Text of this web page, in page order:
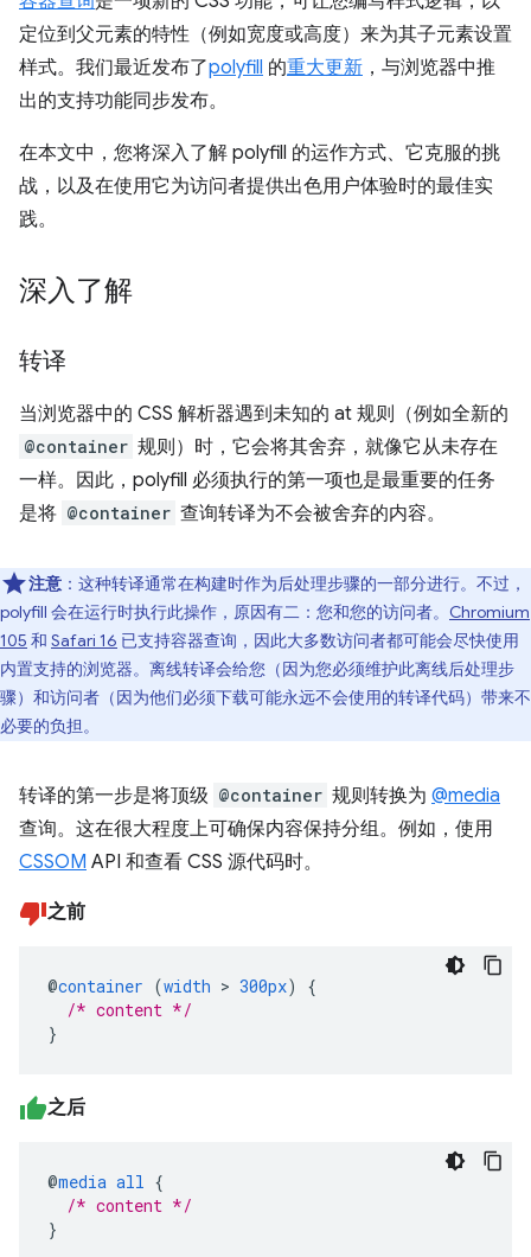
定位到父元素的特性（例如宽度或高度）来为其子元素设置
样式。我们最近发布了polyfill 的重大更新 ，与浏览器中推
出的支持功能同步发布。
在本文中，您将深入了解 polyfill 的运作方式、它克服的挑
战，以及在使用它为访问者提供出色用户体验时的最佳实
践。
深入了解
转译
当浏览器中的 CSS 解析器遇到未知的 at 规则（例如全新的
@container 规则）时，它会将其舍弃，就像它从未存在
一样。因此，polyfill 必须执行的第一项也是最重要的任务
是将 @container 查询转译为不会被舍弃的内容。
注意 ：这种转译通常在构建时作为后处理步骤的一部分进行。不过，
polyfill 会在运行时执行此操作，原因有二：您和您的访问者。 Chromium
105 和 Safari 16 已支持容器查询，因此大多数访问者都可能会尽快使用
内置支持的浏览器。离线转译会给您（因为您必须维护此离线后处理步
骤）和访问者（因为他们必须下载可能永远不会使用的转译代码）带来不
必要的负担。
转译的第一步是将顶级 @container 规则转换为 @media
查询。这在很大程度上可确保内容保持分组。例如，使用
CSSOM API 和查看 CSS 源代码时。
之前
@container (width > 300px)
{
/* content */
}
之后
@media all {
/* content */
}